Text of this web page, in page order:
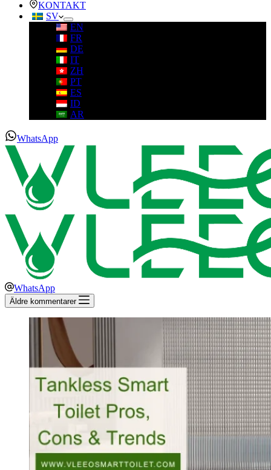
KONTAKT
SV
EN
FR
DE
IT
ZH
PT
ES
ID
AR
WhatsApp
WhatsApp
Äldre kommentarer